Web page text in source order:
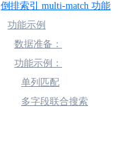
倒排索引 multi-match 功能
功能示例
数据准备：
功能示例：
单列匹配
多字段联合搜索